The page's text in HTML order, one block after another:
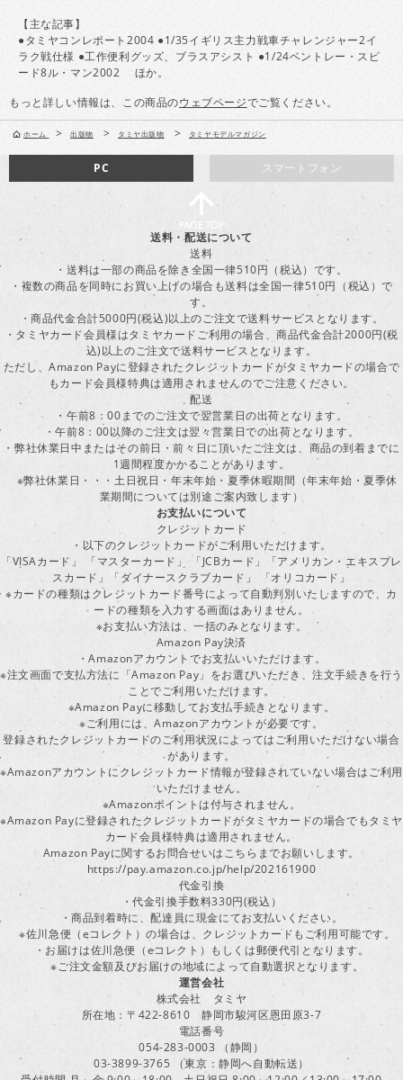
【主な記事】
●タミヤコンレポート2004 ●1/35イギリス主力戦車チャレンジャー2イ
ラク戦仕様 ●工作便利グッズ、ブラスアシスト ●1/24ベントレー・スピ
ード8ル・マン2002 ほか。
もっと詳しい情報は、この商品のウェブページでご覧ください。
ホーム > 出版物 > タミヤ出版物 > タミヤモデルマガジン
スマートフォン
PC
送料・配送について
送料
・送料は一部の商品を除き全国一律510円（税込）です。
・複数の商品を同時にお買い上げの場合も送料は全国一律510円（税込）で
す。
・商品代金合計5000円(税込)以上のご注文で送料サービスとなります。
・タミヤカード会員様はタミヤカードご利用の場合、商品代金合計2000円(税
込)以上のご注文で送料サービスとなります。
ただし、Amazon Payに登録されたクレジットカードがタミヤカードの場合で
もカード会員様特典は適用されませんのでご注意ください。
配送
・午前8：00までのご注文で翌営業日の出荷となります。
・午前8：00以降のご注文は翌々営業日での出荷となります。
・弊社休業日中またはその前日・前々日に頂いたご注文は、商品の到着までに
1週間程度かかることがあります。
※弊社休業日・・・土日祝日・年末年始・夏季休暇期間（年末年始・夏季休
業期間については別途ご案内致します）
お支払いについて
クレジットカード
・以下のクレジットカードがご利用いただけます。
「VISAカード」 「マスターカード」 「JCBカード」「アメリカン・エキスプレ
スカード」「ダイナースクラブカード」 「オリコカード」
※カードの種類はクレジットカード番号によって自動判別いたしますので、カ
ードの種類を入力する画面はありません。
※お支払い方法は、一括のみとなります。
Amazon Pay決済
・Amazonアカウントでお支払いいただけます。
※注文画面で支払方法に「Amazon Pay」をお選びいただき、注文手続きを行う
ことでご利用いただけます。
※Amazon Payに移動してお支払手続きとなります。
※ご利用には、Amazonアカウントが必要です。
登録されたクレジットカードのご利用状況によってはご利用いただけない場合
があります。
※Amazonアカウントにクレジットカード情報が登録されていない場合はご利用
いただけません。
※Amazonポイントは付与されません。
※Amazon Payに登録されたクレジットカードがタミヤカードの場合でもタミヤ
カード会員様特典は適用されません。
Amazon Payに関するお問合せいはこちらまでお願いします。
https://pay.amazon.co.jp/help/202161900
代金引換
・代金引換手数料330円(税込）
・商品到着時に、配達員に現金にてお支払いください。
※佐川急便（eコレクト）の場合は、クレジットカードもご利用可能です。
・お届けは佐川急便（eコレクト）もしくは郵便代引となります。
※ご注文金額及びお届けの地域によって自動選択となります。
運営会社
株式会社 タミヤ
所在地：〒422-8610 静岡市駿河区恩田原3-7
電話番号
054-283-0003 （静岡）
03-3899-3765 （東京：静岡へ自動転送）